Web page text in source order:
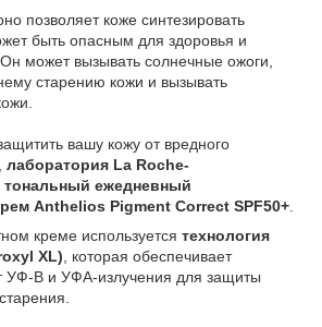
позволяет коже синтезировать
быть опасным для здоровья и
может вызывать солнечные ожоги,
старению кожи и вызывать
вашу кожу от вредного
лаборатория La Roche-
тональный ежедневный
Anthelios Pigment Correct SPF50+
креме используется технология
XL) , которая обеспечивает
УФ-В и УФА-излучения для защиты